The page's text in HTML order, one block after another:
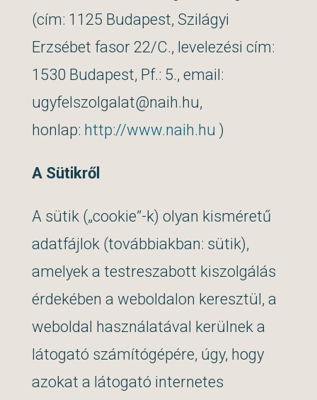
(cím: 1125 Budapest, Szilágyi
Erzsébet fasor 22/C., levelezési cím:
1530 Budapest, Pf.: 5., email:
ugyfelszolgalat@naih.hu,
honlap: http://www.naih.hu )
A Sütikről
A sütik („cookie”-k) olyan kisméretű
adatfájlok (továbbiakban: sütik),
amelyek a testreszabott kiszolgálás
érdekében a weboldalon keresztül, a
weboldal használatával kerülnek a
látogató számítógépére, úgy, hogy
azokat a látogató internetes